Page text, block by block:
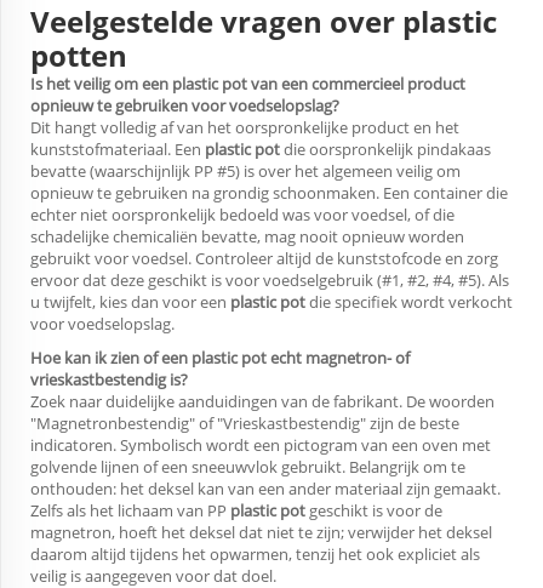
Veelgestelde vragen over plastic
potten
Is het veilig om een plastic pot van een commercieel product
opnieuw te gebruiken voor voedselopslag?
Dit hangt volledig af van het oorspronkelijke product en het
kunststofmateriaal. Een plastic potdie oorspronkelijk pindakaas
bevatte (waarschijnlijk PP #5) is over het algemeen veilig om
opnieuw te gebruiken na grondig schoonmaken. Een container die
echter niet oorspronkelijk bedoeld was voor voedsel, of die
schadelijke chemicaliën bevatte, mag nooit opnieuw worden
gebruikt voor voedsel. Controleer altijd de kunststofcode en zorg
ervoor dat deze geschikt is voor voedselgebruik (#1, #2, #4, #5). Als
u twijfelt, kies dan voor een plastic potdie specifiek wordt verkocht
voor voedselopslag.
Hoe kan ik zien of een plastic pot echt magnetron- of
vrieskastbestendig is?
Zoek naar duidelijke aanduidingen van de fabrikant. De woorden
"Magnetronbestendig" of "Vrieskastbestendig" zijn de beste
indicatoren. Symbolisch wordt een pictogram van een oven met
golvende lijnen of een sneeuwvlok gebruikt. Belangrijk om te
onthouden: het deksel kan van een ander materiaal zijn gemaakt.
Zelfs als het lichaam van PP plastic pot geschikt is voor de
magnetron, hoeft het deksel dat niet te zijn; verwijder het deksel
daarom altijd tijdens het opwarmen, tenzij het ook expliciet als
veilig is aangegeven voor dat doel.